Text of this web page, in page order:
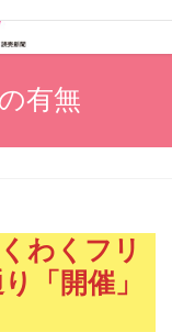
有無
わくフリ
「開催」